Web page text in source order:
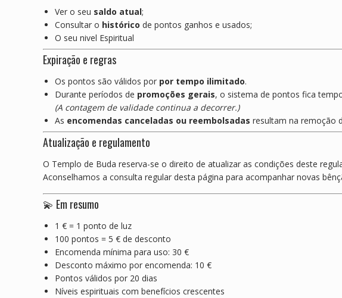
Ver o seu saldo atual;
Consultar o histórico de pontos ganhos e usados;
O seu nivel Espiritual
Expiração e regras
Os pontos são válidos por por tempo ilimitado.
Durante períodos de promoções gerais, o sistema de pontos fica
(A contagem de validade continua a decorrer.)
As encomendas canceladas ou reembolsadas resultam na remoção
Atualização e regulamento
O Templo de Buda reserva-se o direito de atualizar as condições deste
Aconselhamos a consulta regular desta página para acompanhar novas
💫 Em resumo
1 € = 1 ponto de luz
100 pontos = 5 € de desconto
Encomenda mínima para uso: 30 €
Desconto máximo por encomenda: 10 €
Pontos válidos por 20 dias
Níveis espirituais com benefícios crescentes